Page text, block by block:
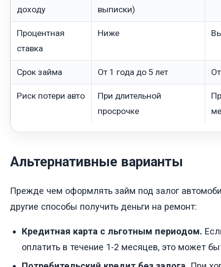
доходу
выписки)
Процентная
ставка
Ниже
Срок займа От 1 года до 5 лет
Риск потери авто
При длительной
просрочке
Альтернативные варианты
Прежде чем оформлять займ под залог
другие способы получить деньги на ремонт:
Кредитная карта с льготным периодом.
оплатить в течение 1-2 месяцев, это может